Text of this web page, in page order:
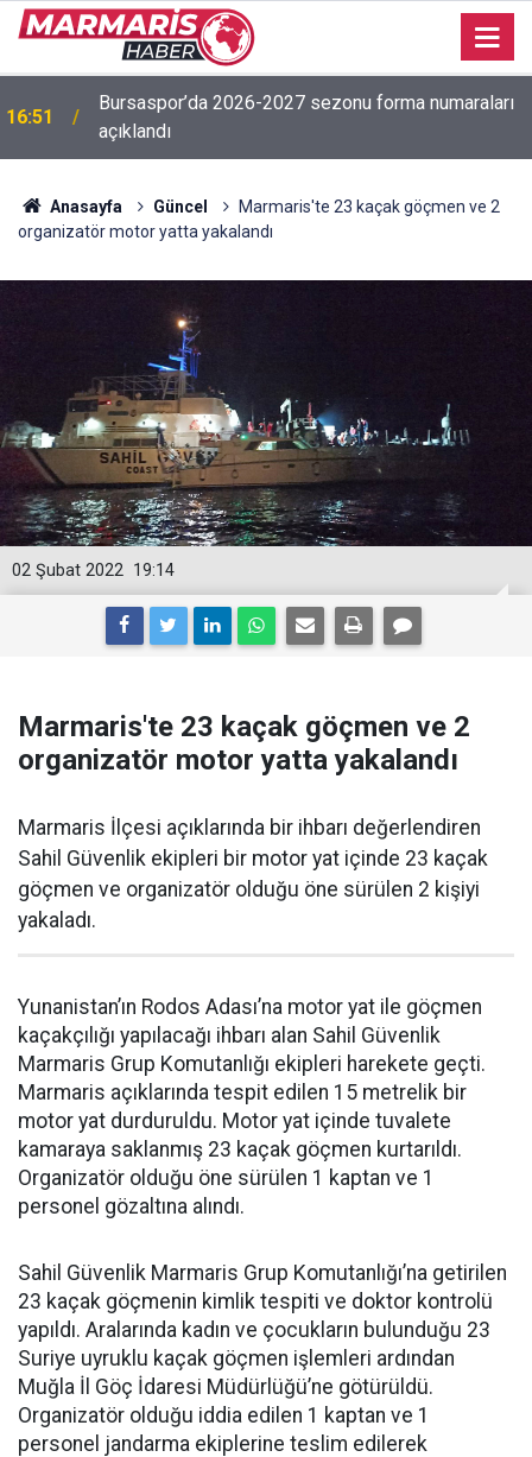
16:51
Bursaspor’da 2026-2027 sezonu forma numaraları
açıklandı
Anasayfa Güncel
Marmaris'te 23 kaçak göçmen ve 2
organizatör motor yatta yakalandı
19:14
02 Şubat 2022
Marmaris'te 23 kaçak göçmen ve 2
organizatör motor yatta yakalandı
Marmaris İlçesi açıklarında bir ihbarı değerlendiren
Sahil Güvenlik ekipleri bir motor yat içinde 23 kaçak
göçmen ve organizatör olduğu öne sürülen 2 kişiyi
yakaladı.
Yunanistan’ın Rodos Adası’na motor yat ile göçmen
kaçakçılığı yapılacağı ihbarı alan Sahil Güvenlik
Marmaris Grup Komutanlığı ekipleri harekete geçti.
Marmaris açıklarında tespit edilen 15 metrelik bir
motor yat durduruldu. Motor yat içinde tuvalete
kamaraya saklanmış 23 kaçak göçmen kurtarıldı.
Organizatör olduğu öne sürülen 1 kaptan ve 1
personel gözaltına alındı.
Sahil Güvenlik Marmaris Grup Komutanlığı’na getirilen
23 kaçak göçmenin kimlik tespiti ve doktor kontrolü
yapıldı. Aralarında kadın ve çocukların bulunduğu 23
Suriye uyruklu kaçak göçmen işlemleri ardından
Muğla İl Göç İdaresi Müdürlüğü’ne götürüldü.
Organizatör olduğu iddia edilen 1 kaptan ve 1
personel jandarma ekiplerine teslim edilerek